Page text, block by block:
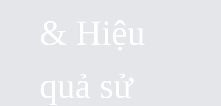
& Hiệu
quả sử